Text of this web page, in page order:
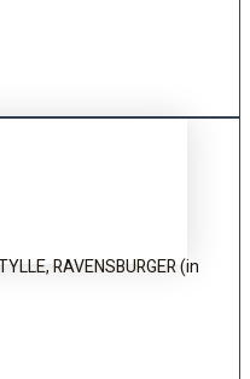
RAVENSBURGER (in